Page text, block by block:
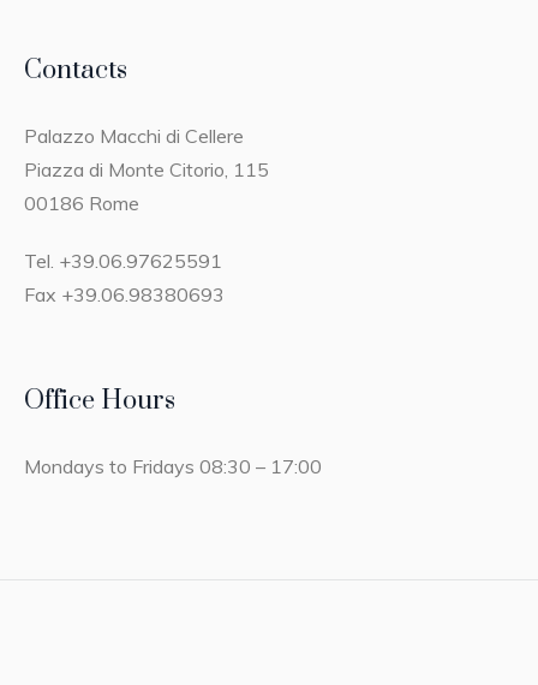
Contacts
Palazzo Macchi di Cellere
Piazza di Monte Citorio, 115
00186 Rome
Tel. +39.06.97625591
Fax +39.06.98380693
Office Hours
Mondays to Fridays 08:30 – 17:00